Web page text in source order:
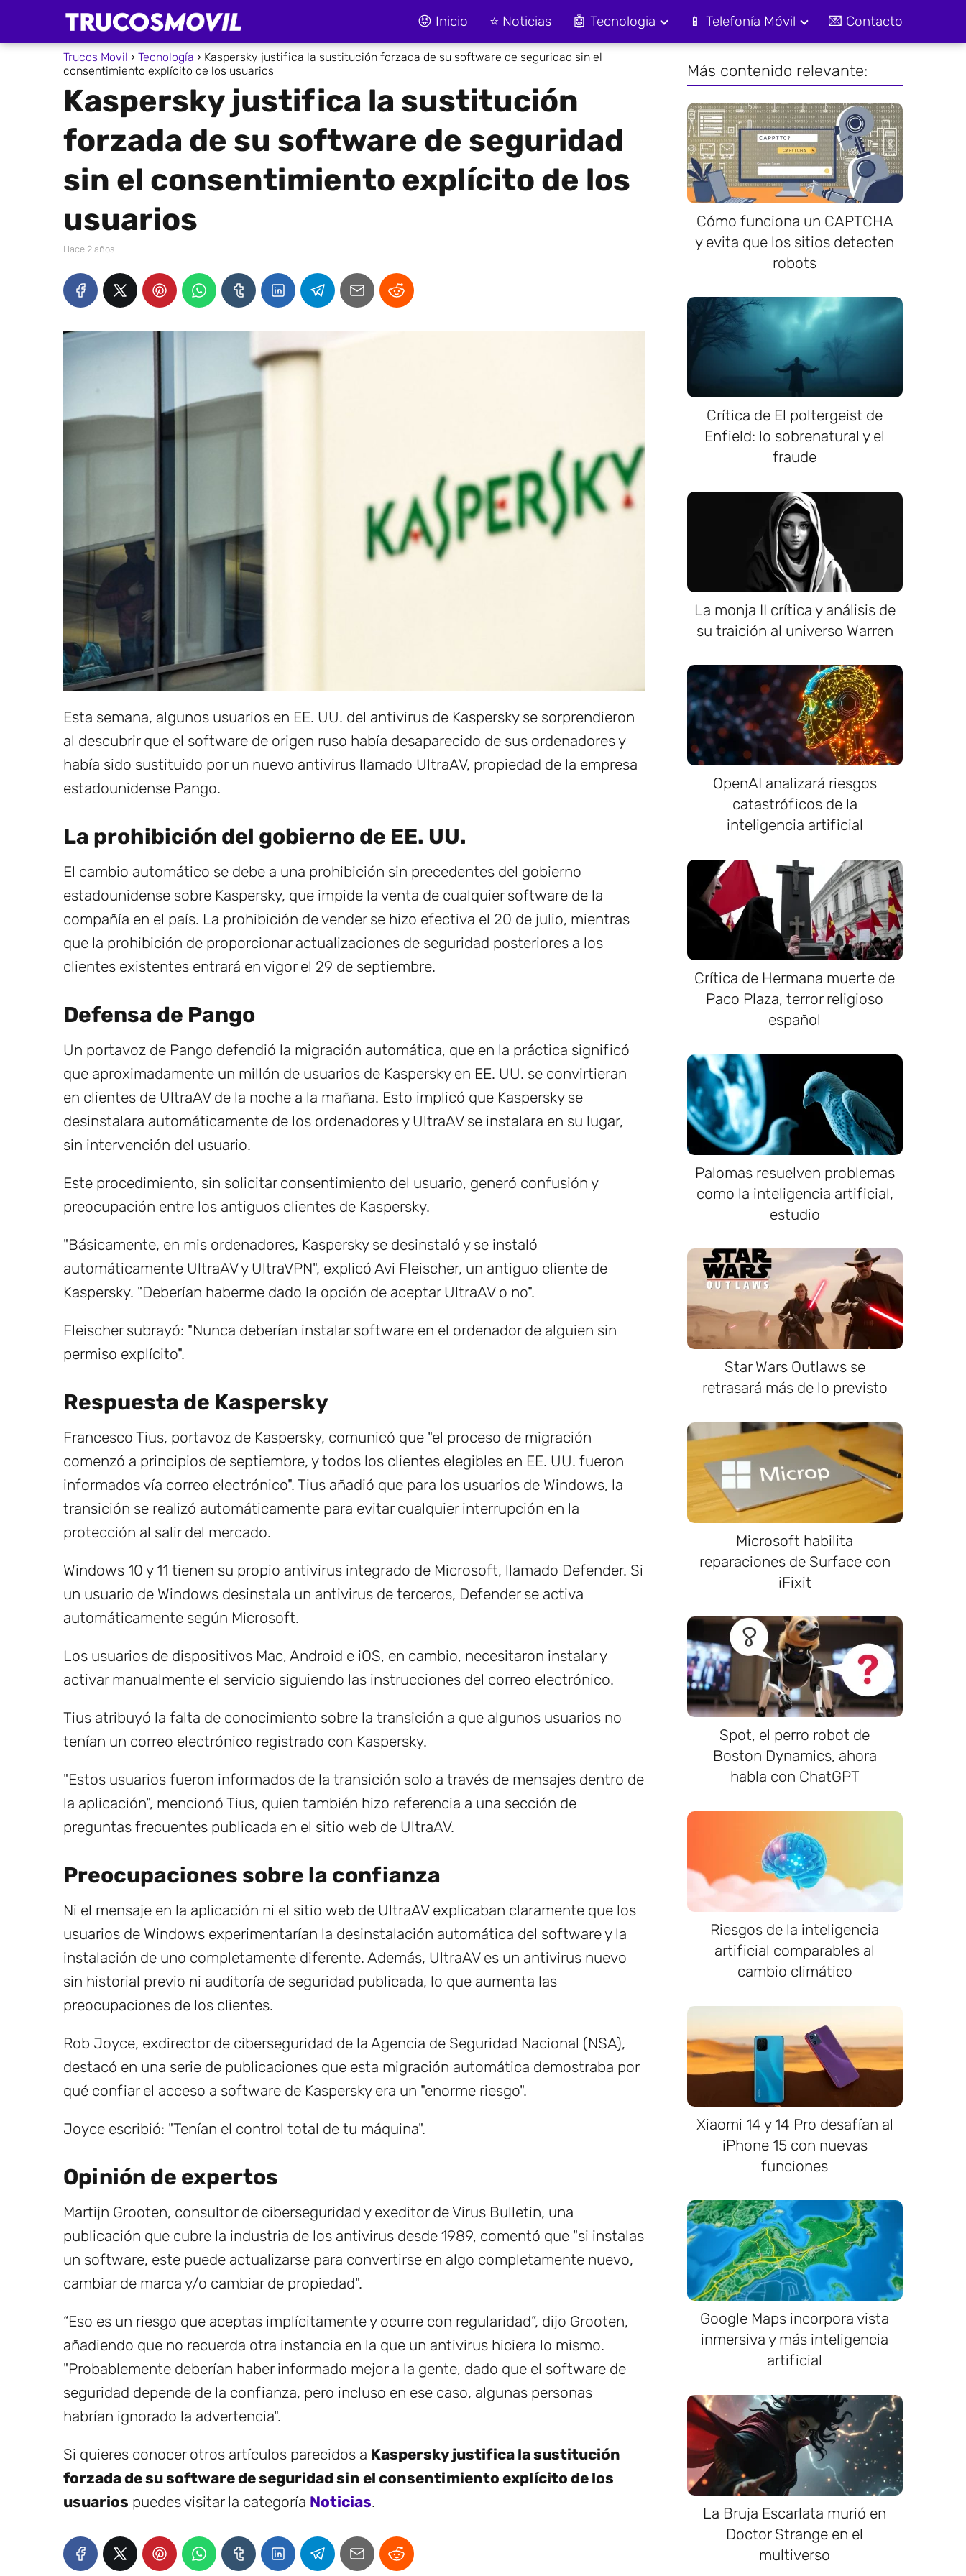
😝 Inicio ⭐ Noticias 🤖 Tecnologia 📱 Telefonía Móvil 💌 Contacto
Trucos Movil Tecnología
Kaspersky justifica la sustitución forzada de su software de seguridad sin el
consentimiento explícito de los usuarios
Kaspersky justifica la sustitución
forzada de su software de seguridad
sin el consentimiento explícito de los
usuarios
hace 2 años
Esta semana, algunos usuarios en EE. UU. del antivirus de Kaspersky se sorprendieron
al descubrir que el software de origen ruso había desaparecido de sus ordenadores y
había sido sustituido por un nuevo antivirus llamado UltraAV, propiedad de la empresa
estadounidense Pango.
La prohibición del gobierno de EE. UU.
El cambio automático se debe a una prohibición sin precedentes del gobierno
estadounidense sobre Kaspersky, que impide la venta de cualquier software de la
compañía en el país. La prohibición de vender se hizo efectiva el 20 de julio, mientras
que la prohibición de proporcionar actualizaciones de seguridad posteriores a los
clientes existentes entrará en vigor el 29 de septiembre.
Defensa de Pango
Un portavoz de Pango defendió la migración automática, que en la práctica significó
que aproximadamente un millón de usuarios de Kaspersky en EE. UU. se convirtieran
en clientes de UltraAV de la noche a la mañana. Esto implicó que Kaspersky se
desinstalara automáticamente de los ordenadores y UltraAV se instalara en su lugar,
sin intervención del usuario.
Este procedimiento, sin solicitar consentimiento del usuario, generó confusión y
preocupación entre los antiguos clientes de Kaspersky.
"Básicamente, en mis ordenadores, Kaspersky se desinstaló y se instaló
automáticamente UltraAV y UltraVPN", explicó Avi Fleischer, un antiguo cliente de
Kaspersky. "Deberían haberme dado la opción de aceptar UltraAV o no".
Fleischer subrayó: "Nunca deberían instalar software en el ordenador de alguien sin
permiso explícito".
Respuesta de Kaspersky
Francesco Tius, portavoz de Kaspersky, comunicó que "el proceso de migración
comenzó a principios de septiembre, y todos los clientes elegibles en EE. UU. fueron
informados vía correo electrónico". Tius añadió que para los usuarios de Windows, la
transición se realizó automáticamente para evitar cualquier interrupción en la
protección al salir del mercado.
Windows 10 y 11 tienen su propio antivirus integrado de Microsoft, llamado Defender. Si
un usuario de Windows desinstala un antivirus de terceros, Defender se activa
automáticamente según Microsoft.
Los usuarios de dispositivos Mac, Android e iOS, en cambio, necesitaron instalar y
activar manualmente el servicio siguiendo las instrucciones del correo electrónico.
Tius atribuyó la falta de conocimiento sobre la transición a que algunos usuarios no
tenían un correo electrónico registrado con Kaspersky.
"Estos usuarios fueron informados de la transición solo a través de mensajes dentro de
la aplicación", mencionó Tius, quien también hizo referencia a una sección de
preguntas frecuentes publicada en el sitio web de UltraAV.
Preocupaciones sobre la confianza
Ni el mensaje en la aplicación ni el sitio web de UltraAV explicaban claramente que los
usuarios de Windows experimentarían la desinstalación automática del software y la
instalación de uno completamente diferente. Además, UltraAV es un antivirus nuevo
sin historial previo ni auditoría de seguridad publicada, lo que aumenta las
preocupaciones de los clientes.
Rob Joyce, exdirector de ciberseguridad de la Agencia de Seguridad Nacional (NSA),
destacó en una serie de publicaciones que esta migración automática demostraba por
qué confiar el acceso a software de Kaspersky era un "enorme riesgo".
Joyce escribió: "Tenían el control total de tu máquina".
Opinión de expertos
Martijn Grooten, consultor de ciberseguridad y exeditor de Virus Bulletin, una
publicación que cubre la industria de los antivirus desde 1989, comentó que "si instalas
un software, este puede actualizarse para convertirse en algo completamente nuevo,
cambiar de marca y/o cambiar de propiedad".
“Eso es un riesgo que aceptas implícitamente y ocurre con regularidad”, dijo Grooten,
añadiendo que no recuerda otra instancia en la que un antivirus hiciera lo mismo.
"Probablemente deberían haber informado mejor a la gente, dado que el software de
seguridad depende de la confianza, pero incluso en ese caso, algunas personas
habrían ignorado la advertencia".
Si quieres conocer otros artículos parecidos a Kaspersky justifica la sustitución
forzada de su software de seguridad sin el consentimiento explícito de los
usuarios puedes visitar la categoría Noticias.
Más contenido relevante:
Cómo funciona un CAPTCHA
y evita que los sitios detecten
robots
Crítica de El poltergeist de
Enfield: lo sobrenatural y el
fraude
La monja II crítica y análisis de
su traición al universo Warren
OpenAI analizará riesgos
catastróficos de la
inteligencia artificial
Crítica de Hermana muerte de
Paco Plaza, terror religioso
español
Palomas resuelven problemas
como la inteligencia artificial,
estudio
Star Wars Outlaws se
retrasará más de lo previsto
Microsoft habilita
reparaciones de Surface con
iFixit
Spot, el perro robot de
Boston Dynamics, ahora
habla con ChatGPT
Riesgos de la inteligencia
artificial comparables al
cambio climático
Xiaomi 14 y 14 Pro desafían al
iPhone 15 con nuevas
funciones
Google Maps incorpora vista
inmersiva y más inteligencia
artificial
La Bruja Escarlata murió en
Doctor Strange en el
multiverso